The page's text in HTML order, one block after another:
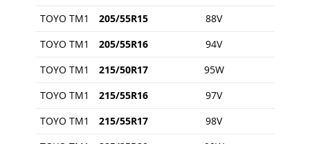
TOYO TM1
205/55R15
88V
TOYO TM1
205/55R16
94V
TOYO TM1
215/50R17
95W
TOYO TM1
215/55R16
97V
TOYO TM1
215/55R17
98V